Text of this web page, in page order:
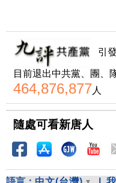
引
目前退出中共黨、團、
464,876,877人
隨處可看新唐人